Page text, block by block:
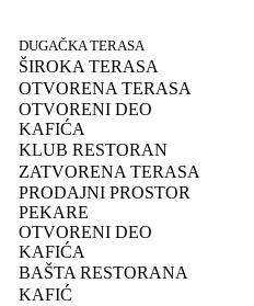
DUGAČKA TERASA
ŠIROKA TERASA
OTVORENA TERASA
OTVORENI DEO
KAFIĆA
KLUB RESTORAN
ZATVORENA TERASA
PRODAJNI PROSTOR
PEKARE
OTVORENI DEO
KAFIĆA
BAŠTA RESTORANA
KAFIĆ